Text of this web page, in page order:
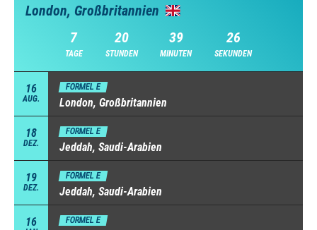
London, Großbritannien
7
TAGE
20
STUNDEN
39
MINUTEN
25
SEKUNDEN
16
AUG.
FORMEL E
London, Großbritannien
18
DEZ.
FORMEL E
Jeddah, Saudi-Arabien
19
DEZ.
FORMEL E
Jeddah, Saudi-Arabien
16 FORMEL E